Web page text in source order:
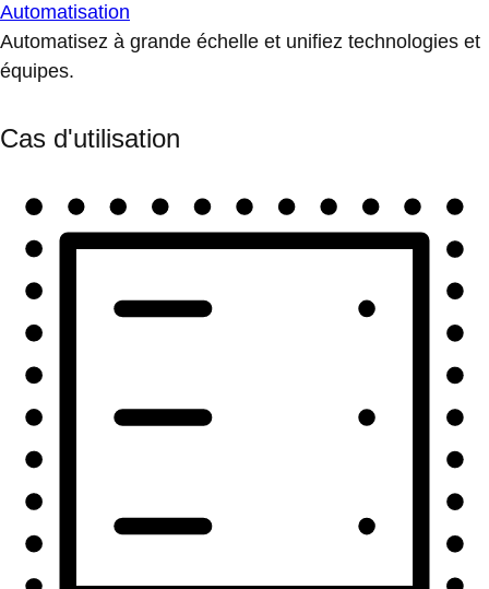
Automatisation
Automatisez à grande échelle et unifiez technologies et
équipes.
Cas d'utilisation